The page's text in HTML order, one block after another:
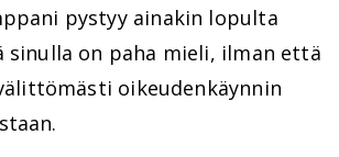
pystyy ainakin lopulta
sinulla on paha mieli, ilman että
oikeudenkäynnin